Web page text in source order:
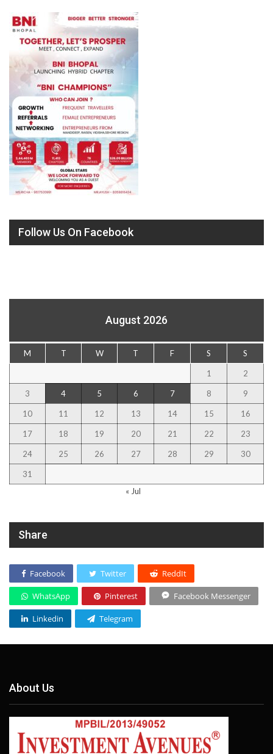
Follow Us On Facebook
August 2026
M T W T F S S
1 2
3 4 5 6 7 8 9
10 11 12 13 14 15 16
17 18 19 20 21 22 23
24 25 26 27 28 29 30
31
« Jul
Share
Facebook Twitter ReddIt
WhatsApp Pinterest Facebook Messenger
Linkedin Telegram
About Us